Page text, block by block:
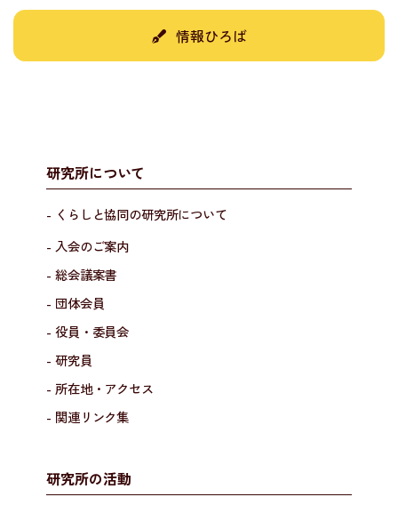
情報ひろば
研究所について
- くらしと協同の研究所について
- 入会のご案内
- 総会議案書
- 団体会員
- 役員・委員会
- 研究員
- 所在地・アクセス
- 関連リンク集
研究所の活動